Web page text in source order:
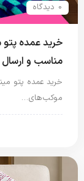
0 دیدگاه
خرید عمده
مناسب و
خرید عمده پتو
موکب‌های…